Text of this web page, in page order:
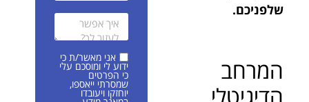
שלפניכם.
המרחב
הדיגיטלי
אני מאשר/ת כי
ידוע לי ומוסכם עלי
כי הפרטים
שמסרתי ייאספו,
יוחזקו ויעובדו